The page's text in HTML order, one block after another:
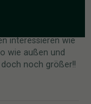
interessieren wie
wie außen und
noch größer!!